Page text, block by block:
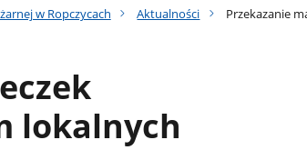
w Ropczycach Aktualności Przekazanie
lokalnych